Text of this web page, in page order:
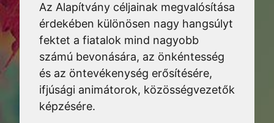
Az Alapítvány céljainak megvalósítása
érdekében különösen nagy hangsúlyt
fektet a fiatalok mind nagyobb
számú bevonására, az önkéntesség
és az öntevékenység erősítésére,
ifjúsági animátorok, közösségvezetők
képzésére.